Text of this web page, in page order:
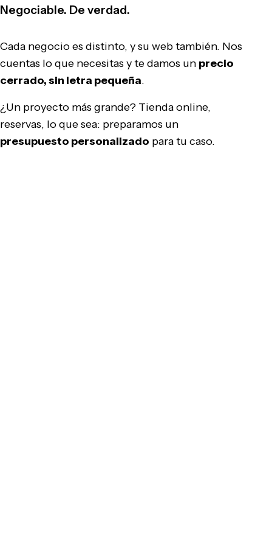
Negociable. De verdad.
Cada negocio es distinto, y su web también. Nos
cuentas lo que necesitas y te damos un precio
cerrado, sin letra pequeña.
¿Un proyecto más grande? Tienda online,
reservas, lo que sea: preparamos un
presupuesto personalizado para tu caso.